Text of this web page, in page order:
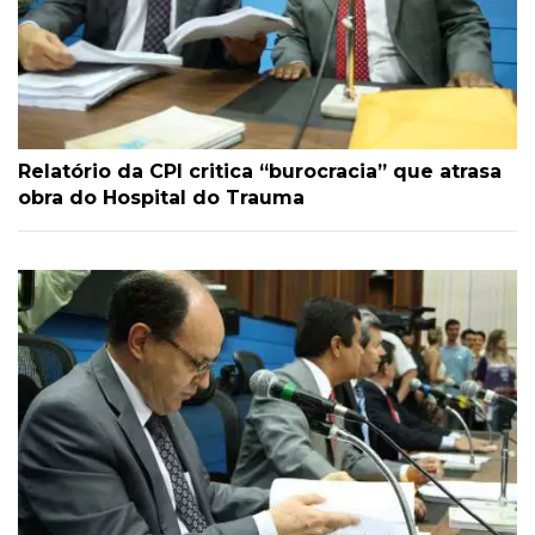
Relatório da CPI critica “burocracia” que atrasa
obra do Hospital do Trauma